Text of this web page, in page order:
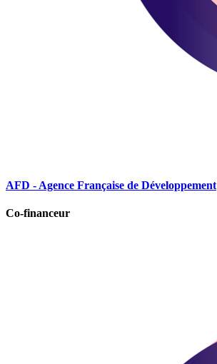
AFD - Agence Française de Développement
Co-financeur